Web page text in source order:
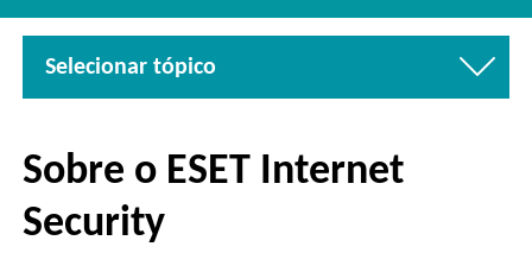
Selecionar tópico
Sobre o ESET Internet
Security